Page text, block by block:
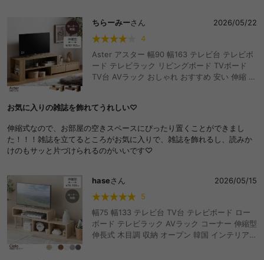
ちらーみーさん
2026/05/22
4
Aster アスター 幅90 幅163 テレビ台 テレビボ
ード テレビラック リビングボード TVボード
TV台 AVラック おしゃれ おすすめ 安い 伸縮 シ
ロータイプ 収納 一人暮らし ワンルーム オープ
お気に入りの雑誌を飾れてうれしい♡
伸縮式なので、お部屋の空きスペースにぴったり置くことができまし
た！！！雑誌を立てるところがお気に入りで、雑誌を飾れるし、読みか
けのもサッと片づけられるのがいいです♡
haseさん
2026/05/15
5
幅75 幅133 テレビ台 TV台 テレビボード ロー
ボード テレビラック AVラック コーナー 伸縮型
伸長式 木目調 収納 オープン 韓国 インテリア